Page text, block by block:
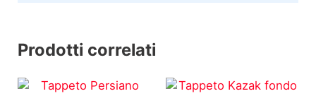
Prodotti correlati